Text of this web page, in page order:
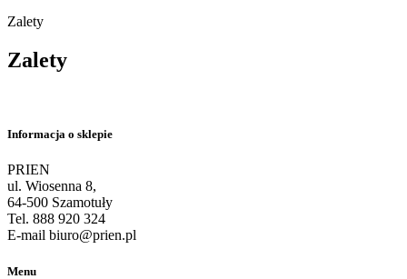
Zalety
Zalety
Informacja o sklepie
PRIEN
ul. Wiosenna 8,
64-500 Szamotuły
Tel. 888 920 324
E-mail biuro@prien.pl
Menu